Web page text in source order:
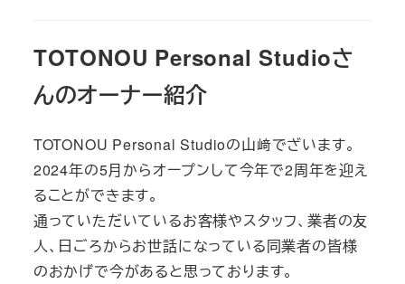
TOTONOU Personal Studioさ
んのオーナー紹介
TOTONOU Personal Studioの山﨑でざいます。
2024年の5月からオープンして今年で2周年を迎え
ることができます。
通っていただいているお客様やスタッフ、業者の友
人、日ごろからお世話になっている同業者の皆様
のおかげで今があると思っております。